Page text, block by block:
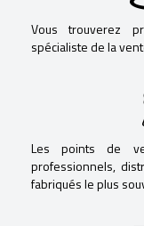
Vous trouverez
spécialiste de la
Les points de
professionnels,
fabriqués le plus